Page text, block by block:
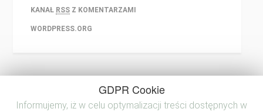
KANAŁ RSS Z KOMENTARZAMI
WORDPRESS.ORG
GDPR Cookie
Informujemy, iż w celu optymalizacji treści dostępnych w